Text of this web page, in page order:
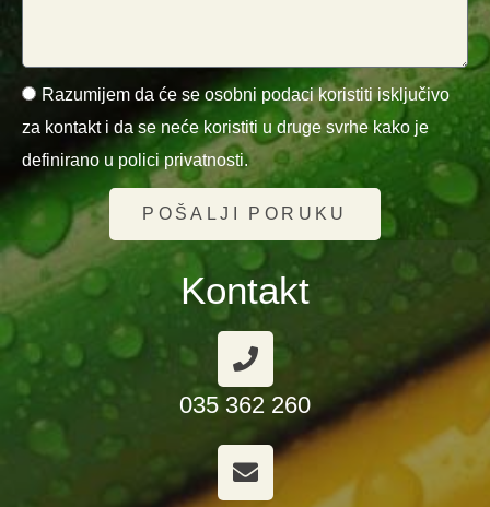
Razumijem da će se osobni podaci koristiti isključivo
za kontakt i da se neće koristiti u druge svrhe kako je
definirano u polici privatnosti.
POŠALJI PORUKU
Kontakt
035 362 260